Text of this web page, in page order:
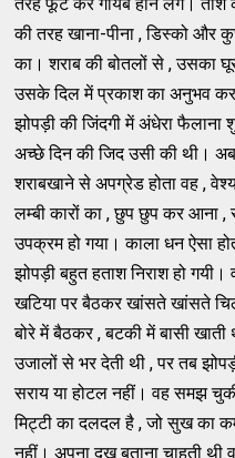
की तरह खाना-पीना , डिस्को और
का। शराब की बोतलों से , उसका
उसके दिल में प्रकाश का अनुभव
झोपड़ी की जिंदगी में अंधेरा
अच्छे दिन की जिद उसी की थी।
शराबखाने से अपग्रेड होता वह ,
लम्बी कारों का , छुप छुप कर आना ,
उपक्रम हो गया। काला धन ऐसा
झोपड़ी बहुत हताश निराश हो
खटिया पर बैठकर खांसते खांसते
बोरे में बैठकर , बटकी में बासी खाती
उजालों से भर देती थी , पर तब
सराय या होटल नहीं। वह समझ
मिट्टी का दलदल है , जो सुख का
नहीं। अपना दुख बताना चाहती